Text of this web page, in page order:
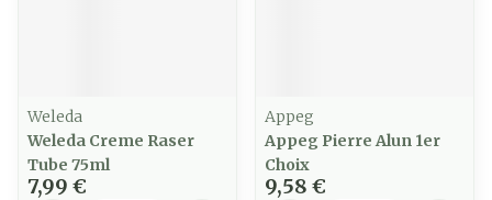
Weleda
Weleda Creme Raser
Tube 75ml
7,99 €
Appeg
Appeg Pierre Alun 1er
Choix
9,58 €